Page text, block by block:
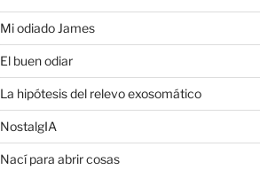
Mi odiado James
El buen odiar
La hipótesis del relevo exosomático
NostalgIA
Nací para abrir cosas